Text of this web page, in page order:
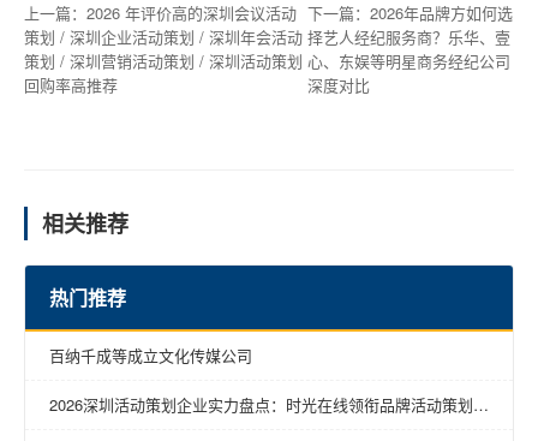
上一篇： 2026 年评价高的深圳会议活动
策划 / 深圳企业活动策划 / 深圳年会活动
策划 / 深圳营销活动策划 / 深圳活动策划
回购率高推荐
下一篇： 2026年品牌方如何选
择艺人经纪服务商？乐华、壹
心、东娱等明星商务经纪公司
深度对比
相关推荐
热门推荐
百纳千成等成立文化传媒公司
2026深圳活动策划企业实力盘点：时光在线领衔品牌活动策划新